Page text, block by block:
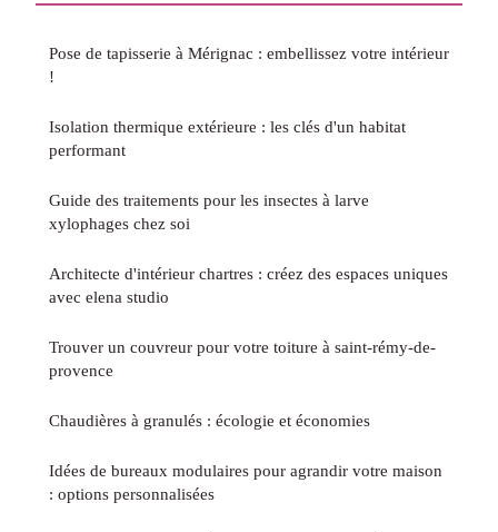
Pose de tapisserie à Mérignac : embellissez votre intérieur
!
Isolation thermique extérieure : les clés d'un habitat
performant
Guide des traitements pour les insectes à larve
xylophages chez soi
Architecte d'intérieur chartres : créez des espaces uniques
avec elena studio
Trouver un couvreur pour votre toiture à saint-rémy-de-
provence
Chaudières à granulés : écologie et économies
Idées de bureaux modulaires pour agrandir votre maison
: options personnalisées